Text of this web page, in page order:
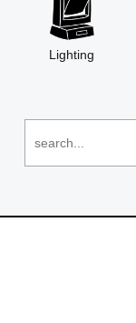
Lighting